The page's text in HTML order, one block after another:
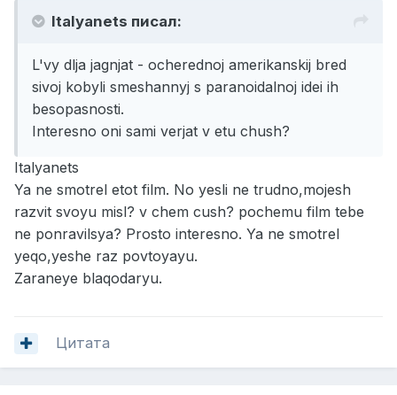
Italyanets писал:
L'vy dlja jagnjat - ocherednoj amerikanskij bred
sivoj kobyli smeshannyj s paranoidalnoj idei ih
besopasnosti.
Interesno oni sami verjat v etu chush?
Italyanets
Ya ne smotrel etot film. No yesli ne trudno,mojesh
razvit svoyu misl? v chem cush? pochemu film tebe
ne ponravilsya? Prosto interesno. Ya ne smotrel
yeqo,yeshe raz povtoyayu.
Zaraneye blaqodaryu.
Цитата